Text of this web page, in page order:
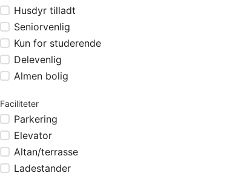
Husdyr tilladt
Seniorvenlig
Kun for studerende
Delevenlig
Almen bolig
Faciliteter
Parkering
Elevator
Altan/terrasse
Ladestander